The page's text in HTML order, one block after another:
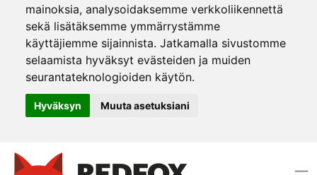
mainoksia, analysoidaksemme verkkoliikennettä
sekä lisätäksemme ymmärrystämme
käyttäjiemme sijainnista. Jatkamalla sivustomme
selaamista hyväksyt evästeiden ja muiden
seurantateknologioiden käytön.
Hyväksyn Muuta asetuksiani